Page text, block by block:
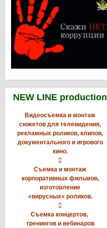
NEW LINE production
Видеосъемка и монтаж
сюжетов для телевидения,
рекламных роликов, клипов,
документального и игрового
кино.

Съемка и монтаж
корпоративных фильмов,
изготовление
«вирусных» роликов.

Съемка концертов,
тренингов и вебинаров